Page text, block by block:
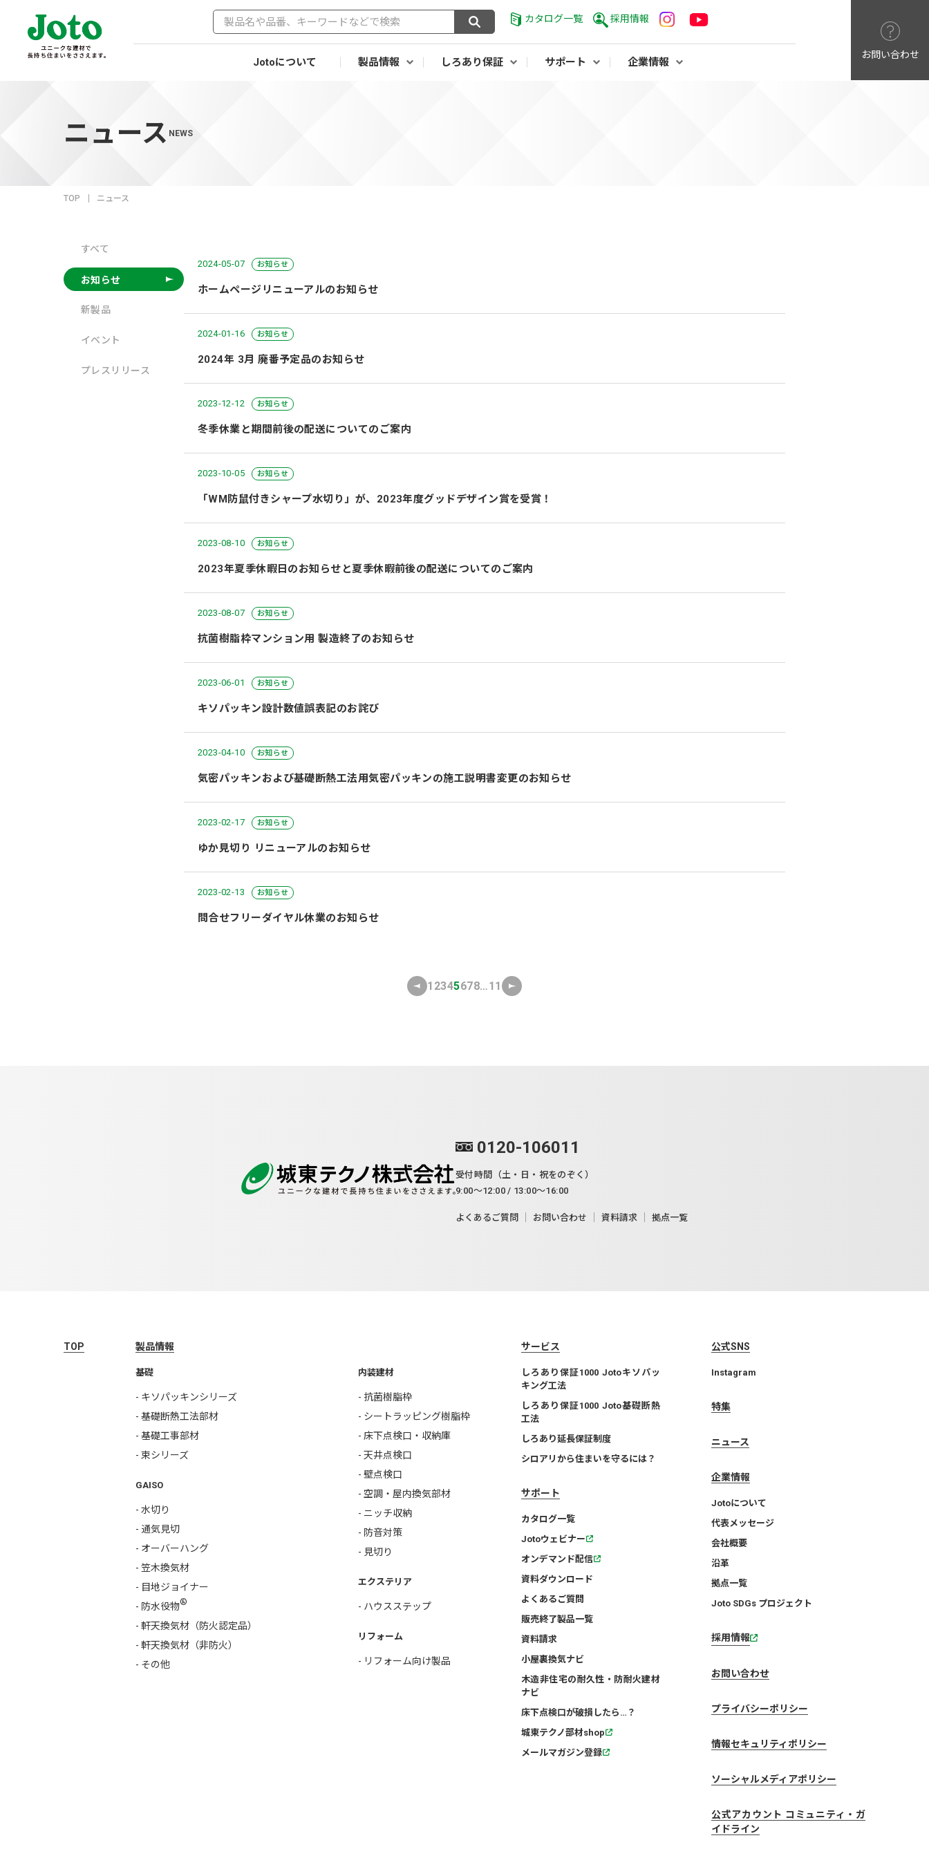
カタログ一覧 採用情報
Jotoについて 製品情報 しろあり保証 サポート 企業情報
お問い合わせ
ニュース NEWS
TOP ニュース
すべて
お知らせ
新製品
イベント
プレスリリース
2024-05-07 お知らせ
ホームページリニューアルのお知らせ
2024-01-16 お知らせ
2024年 3月 廃番予定品のお知らせ
2023-12-12 お知らせ
冬季休業と期間前後の配送についてのご案内
2023-10-05 お知らせ
「WM防鼠付きシャープ水切り」が、2023年度グッドデザイン賞を受賞！
2023-08-10 お知らせ
2023年夏季休暇日のお知らせと夏季休暇前後の配送についてのご案内
2023-08-07 お知らせ
抗菌樹脂枠マンション用 製造終了のお知らせ
2023-06-01 お知らせ
キソパッキン設計数値誤表記のお詫び
2023-04-10 お知らせ
気密パッキンおよび基礎断熱工法用気密パッキンの施工説明書変更のお知らせ
2023-02-17 お知らせ
ゆか見切り リニューアルのお知らせ
2023-02-13 お知らせ
問合せフリーダイヤル休業のお知らせ
1 2345678…11
0120-106011
受付時間（土・日・祝をのぞく）
9:00～12:00 / 13:00～16:00
よくあるご質問 お問い合わせ 資料請求 拠点一覧
TOP 製品情報
基礎
- キソパッキンシリーズ
- 基礎断熱工法部材
- 基礎工事部材
- 束シリーズ
GAISO
- 水切り
- 通気見切
- オーバーハング
- 笠木換気材
- 目地ジョイナー
- 防水役物®
- 軒天換気材（防火認定品）
- 軒天換気材（非防火）
- その他
内装建材
- 抗菌樹脂枠
- シートラッピング樹脂枠
- 床下点検口・収納庫
- 天井点検口
- 壁点検口
- 空調・屋内換気部材
- ニッチ収納
- 防音対策
- 見切り
エクステリア
- ハウスステップ
リフォーム
- リフォーム向け製品
サービス
しろあり保証1000 Jotoキソパッ
キング工法
しろあり保証1000 Joto基礎断熱
工法
しろあり延長保証制度
シロアリから住まいを守るには？
サポート
カタログ一覧
Jotoウェビナー
オンデマンド配信
資料ダウンロード
よくあるご質問
販売終了製品一覧
資料請求
小屋裏換気ナビ
木造非住宅の耐久性・防耐火建材
ナビ
床下点検口が破損したら…？
城東テクノ部材shop
メールマガジン登録
公式SNS
Instagram
特集
ニュース
企業情報
Jotoについて
代表メッセージ
会社概要
沿革
拠点一覧
Joto SDGs プロジェクト
採用情報
お問い合わせ
プライバシーポリシー
情報セキュリティポリシー
ソーシャルメディアポリシー
公式アカウント コミュニティ・ガ
イドライン